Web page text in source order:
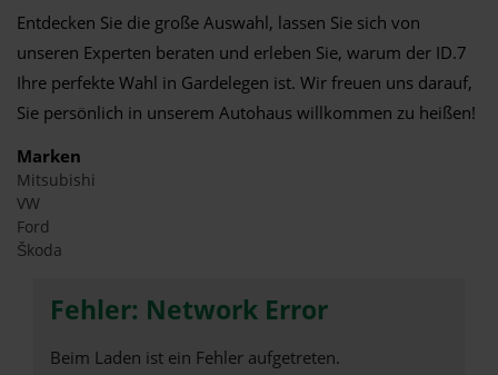
Entdecken Sie die große Auswahl, lassen Sie sich von
unseren Experten beraten und erleben Sie, warum der ID.7
Ihre perfekte Wahl in Gardelegen ist. Wir freuen uns darauf,
Sie persönlich in unserem Autohaus willkommen zu heißen!
Marken
Mitsubishi
VW
Ford
Škoda
Fehler: Network Error
Beim Laden ist ein Fehler aufgetreten.